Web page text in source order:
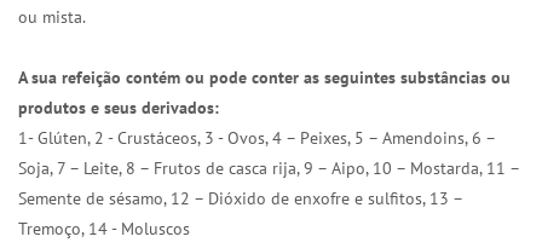
ou mista.
A sua refeição contém ou pode conter as seguintes substâncias ou
produtos e seus derivados:
1- Glúten, 2 - Crustáceos, 3 - Ovos, 4 – Peixes, 5 – Amendoins, 6 –
Soja, 7 – Leite, 8 – Frutos de casca rija, 9 – Aipo, 10 – Mostarda, 11 –
Semente de sésamo, 12 – Dióxido de enxofre e sulfitos, 13 –
Tremoço, 14 - Moluscos